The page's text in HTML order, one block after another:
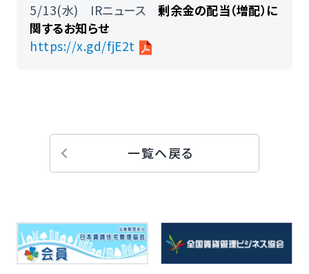
5/13(水) IRニュース剰余金の配当（増配）に
関するお知らせ
https://x.gd/fjE2t
一覧へ戻る